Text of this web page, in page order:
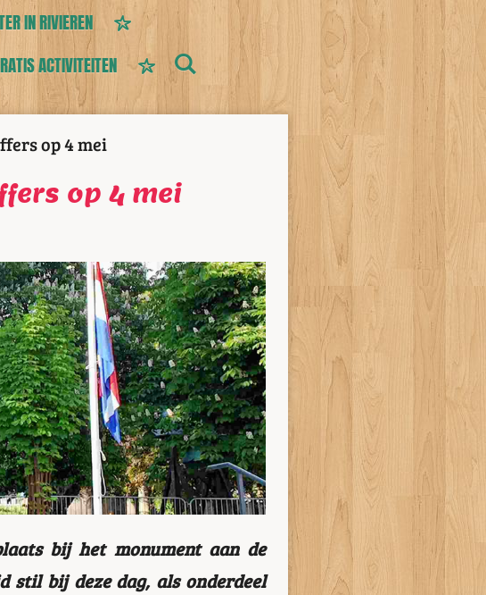
IN RIVIEREN
ACTIVITEITEN
op 4 mei
op 4 mei
bij het monument aan de
stil bij deze dag, als onderdeel